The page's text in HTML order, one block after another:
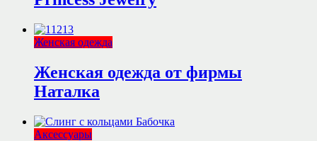
Женская одежда
Женская одежда от фирмы
Наталка
Аксессуары